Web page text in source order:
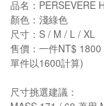
品名： PERSEVERE
顏色： 淺綠色
尺寸： S / M / L / XL
售價：一件NT$ 1800
單件以1600計算)
尺寸挑選建議：